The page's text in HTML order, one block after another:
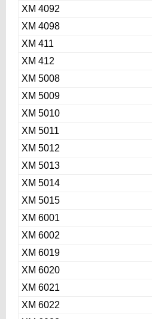
ХМ 4092
ХМ 4098
ХМ 411
ХМ 412
ХМ 5008
ХМ 5009
ХМ 5010
ХМ 5011
ХМ 5012
ХМ 5013
ХМ 5014
ХМ 5015
ХМ 6001
ХМ 6002
ХМ 6019
ХМ 6020
ХМ 6021
ХМ 6022